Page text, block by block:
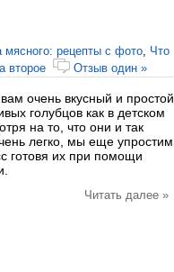
рецепты с фото, Что
второе Отзыв один »
очень вкусный и простой
голубцов как в детском
на то, что они и так
легко, мы еще упростим
готовя их при помощи
Читать далее »